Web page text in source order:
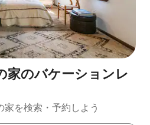
家のバケーションレ
を検索・予約しよう